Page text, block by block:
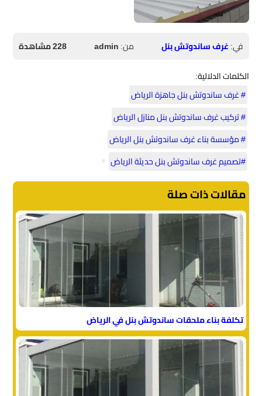
في:غرف ساندوتش بنل من:admin
228 مشاهدة
الكلمات الدلالية:
# غرف ساندوتش بنل جاهزة الرياض
# تركيب غرف ساندوتش بنل منازل الرياض
# مؤسسة بناء غرف ساندوتش بنل الرياض
#تصميم غرف ساندوتش بنل حديثة الرياض
مقالات ذات صلة
تكلفة بناء ملحقات ساندوتش بنل في الرياض